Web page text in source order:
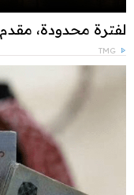
لفترة محدودة، مقدم 1.5% وتقسيط حتى 15 سنة
TMG